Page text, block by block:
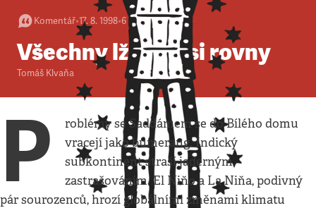
Komentář•17. 8. 1998•6minut
Všechny lži jsou si rovny
Tomáš Klvaňa
P
roblémy se Saddámem se do Bílého domu
vracejí jako bumerang. Indický
subkontinent straší jaderným
zastrašováním. El Niňo a La Niňa, podivný
pár sourozenců, hrozí globálními změnami klimatu